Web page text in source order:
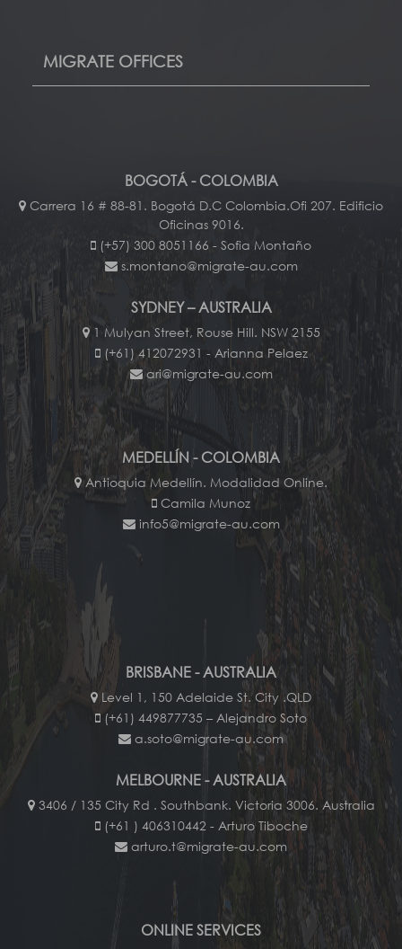
MIGRATE OFFICES
BOGOTÁ - COLOMBIA
Carrera 16 # 88-81. Bogotá D.C Colombia.Ofi 207. Edificio
Oficinas 9016.
(+57) 300 8051166 - Sofia Montaño
s.montano@migrate-au.com
SYDNEY – AUSTRALIA
1 Mulyan Street, Rouse Hill. NSW 2155
(+61) 412072931 - Arianna Pelaez
ari@migrate-au.com
MEDELLÍN - COLOMBIA
Antioquia Medellín. Modalidad Online.
Camila Munoz
info5@migrate-au.com
BRISBANE - AUSTRALIA
Level 1, 150 Adelaide St. City .QLD
(+61) 449877735 – Alejandro Soto
a.soto@migrate-au.com
MELBOURNE - AUSTRALIA
3406 / 135 City Rd . Southbank. Victoria 3006. Australia
(+61 ) 406310442 - Arturo Tiboche
arturo.t@migrate-au.com
ONLINE SERVICES